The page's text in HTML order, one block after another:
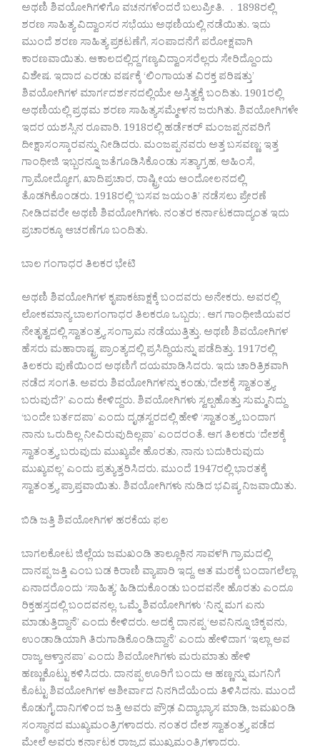
ಅಥಣಿ ಶಿವಯೋಗಿಗಳಿಗೊ ವಚನಗಳೆಂದರೆ ಬಲುಪ್ರೀತಿ. . 1898ರಲ್ಲಿ
ಶರಣ ಸಾಹಿತ್ಯ ವಿದ್ವಾಂಸರ ಸಭೆಯು ಅಥಣಿಯಲ್ಲಿ ನಡೆಯಿತು. ಇದು
ಮುಂದೆ ಶರಣ ಸಾಹಿತ್ಯ ಪ್ರಕಟಣೆಗೆ, ಸಂಪಾದನೆಗೆ ಪರೋಕ್ಷವಾಗಿ
ಕಾರಣವಾಯಿತು. ಆಕಾಲದಲ್ಲಿದ್ದ ಗಣ್ಯವಿದ್ವಾಂಸರೆಲ್ಲರು ಸೇರಿದ್ದೊಂದು
ವಿಶೇಷ. ಇದಾದ ಎರಡು ವರ್ಷಕ್ಕೆ ‘ಲಿಂಗಾಯತ ವಿರಕ್ತ ಪರಿಷತ್ತು’
ಶಿವಯೋಗಿಗಳ ಮಾರ್ಗದರ್ಶನದಲ್ಲಿಯೇ ಅಸ್ತಿತ್ವಕ್ಕೆ ಬಂದಿತು. 1901ರಲ್ಲಿ
ಅಥಣಿಯಲ್ಲಿ ಪ್ರಥಮ ಶರಣ ಸಾಹಿತ್ಯಸಮ್ಮೇಳನ ಜರುಗಿತು. ಶಿವಯೋಗಿಗಳೇ
ಇದರ ಯಶಸ್ಸಿನ ರೂವಾರಿ. 1918ರಲ್ಲಿ ಹರ್ಡೆಕರ್ ಮಂಜಪ್ಪನವರಿಗೆ
ದೀಕ್ಷಾಸಂಸ್ಕಾರವನ್ನು ನೀಡಿದರು. ಮಂಜಪ್ಪನವರು ಅತ್ತ ಬಸವಣ್ಣ; ಇತ್ತ
ಗಾಂಧೀಜಿ ಇಬ್ಬರನ್ನೂ ಜತೆಗೂಡಿಸಿಕೊಂಡು ಸತ್ಯಾಗ್ರಹ, ಅಹಿಂಸೆ,
ಗ್ರಾಮೋದ್ಯೋಗ, ಖಾದಿಪ್ರಚಾರ, ರಾಷ್ಟ್ರೀಯ ಆಂದೋಲನದಲ್ಲಿ
ತೊಡಗಿಕೊಂಡರು. 1918ರಲ್ಲಿ ‘ಬಸವ ಜಯಂತಿ’ ನಡೆಸಲು ಪ್ರೇರಣೆ
ನೀಡಿದವರೇ ಅಥಣಿ ಶಿವಯೋಗಿಗಳು. ನಂತರ ಕರ್ನಾಟಕದಾದ್ಯಂತ ಇದು
ಪ್ರಚಾರಕ್ಕೂ ಆಚರಣೆಗೂ ಬಂದಿತು.
ಬಾಲ ಗಂಗಾಧರ ತಿಲಕರ ಭೇಟಿ
ಅಥಣಿ ಶಿವಯೋಗಿಗಳ ಕೃಪಾಕಟಾಕ್ಷಕ್ಕೆ ಬಂದವರು ಅನೇಕರು. ಅವರಲ್ಲಿ
ಲೋಕಮಾನ್ಯ ಬಾಲಗಂಗಾಧರ ತಿಲಕರೂ ಒಬ್ಬರು; . ಆಗ ಗಾಂಧೀಜಿಯವರ
ನೇತೃತ್ವದಲ್ಲಿ ಸ್ವಾತಂತ್ರ್ಯ ಸಂಗ್ರಾಮ ನಡೆಯುತ್ತಿತ್ತು. ಅಥಣಿ ಶಿವಯೋಗಿಗಳ
ಹೆಸರು ಮಹಾರಾಷ್ಟ್ರ ಪ್ರಾಂತ್ಯದಲ್ಲಿ ಪ್ರಸಿದ್ಧಿಯನ್ನು ಪಡೆದಿತ್ತು. 1917ರಲ್ಲಿ
ತಿಲಕರು ಪುಣೆಯಿಂದ ಅಥಣಿಗೆ ದಯಮಾಡಿಸಿದರು. ಇದು ಚಾರಿತ್ರಿಕವಾಗಿ
ನಡೆದ ಸಂಗತಿ. ಅವರು ಶಿವಯೋಗಿಗಳನ್ನು ಕಂಡು,‘ದೇಶಕ್ಕೆ ಸ್ವಾತಂತ್ರ್ಯ
ಬರುವುದೆ?’ ಎಂದು ಕೇಳಿದ್ದರು. ಶಿವಯೋಗಿಗಳು ಸ್ವಲ್ಪಹೊತ್ತು ಸುಮ್ಮನಿದ್ದು
‘ಬಂದೇ ಬರ್ತದಪಾ’ ಎಂದು ದೃಢಸ್ವರದಲ್ಲಿ ಹೇಳಿ ‘ಸ್ವಾತಂತ್ರ್ಯ ಬಂದಾಗ
ನಾನು ಒರುದಿಲ್ಲ ನೀವಿರುವುದಿಲ್ಲಪಾ’ ಎಂದರಂತೆ. ಆಗ ತಿಲಕರು ‘ದೇಶಕ್ಕೆ
ಸ್ವಾತಂತ್ರ್ಯ ಬರುವುದು ಮುಖ್ಯವೇ ಹೊರತು, ನಾನು ಬದುಕಿರುವುದು
ಮುಖ್ಯವಲ್ಲ’ ಎಂದು ಪ್ರತ್ಯುತ್ತರಿಸಿದರು. ಮುಂದೆ 1947ರಲ್ಲಿ ಭಾರತಕ್ಕೆ
ಸ್ವಾತಂತ್ರ್ಯ ಪ್ರಾಪ್ತವಾಯಿತು. ಶಿವಯೋಗಿಗಳು ನುಡಿದ ಭವಿಷ್ಯ ನಿಜವಾಯಿತು.
ಬಿಡಿ ಜತ್ತಿ ಶಿವಯೋಗಿಗಳ ಹರಕೆಯ ಫಲ
ಬಾಗಲಕೋಟ ಜಿಲ್ಲೆಯ ಜಮಖಂಡಿ ತಾಲ್ಲೂಕಿನ ಸಾವಳಗಿ ಗ್ರಾಮದಲ್ಲಿ
ದಾನಪ್ಪ ಜತ್ತಿ ಎಂಬ ಬಡ ಕಿರಾಣಿ ವ್ಯಾಪಾರಿ ಇದ್ದ. ಆತ ಮಠಕ್ಕೆ ಬಂದಾಗಲೆಲ್ಲಾ
ಏನಾದರೊಂದು ‘ಸಾಹಿತ್ಯ’ ಹಿಡಿದುಕೊಂಡು ಬಂದವನೇ ಹೊರತು ಎಂದೂ
ರಿಕ್ತಹಸ್ತದಲ್ಲಿ ಬಂದವನಲ್ಲ. ಒಮ್ಮೆ ಶಿವಯೋಗಿಗಳು ‘ನಿನ್ನ ಮಗ ಏನು
ಮಾಡುತ್ತಿದ್ದಾನೆ’ ಎಂದು ಕೇಳಿದರು. ಅದಕ್ಕೆ ದಾನಪ್ಪ ‘ಅವನಿನ್ನೂ ಚಿಕ್ಕವನು,
ಉಂಡಾಡಿಯಾಗಿ ತಿರುಗಾಡಿಕೊಂಡಿದ್ದಾನೆ’ ಎಂದು ಹೇಳಿದಾಗ ‘ಇಲ್ಲಾ ಅವ
ರಾಜ್ಯ ಆಳ್ತಾನಪಾ’ ಎಂದು ಶಿವಯೋಗಿಗಳು ಮರುಮಾತು ಹೇಳಿ
ಹಣ್ಣುಕೊಟ್ಟು ಕಳಿಸಿದರು. ದಾನಪ್ಪ ಊರಿಗೆ ಬಂದು ಆ ಹಣ್ಣನ್ನು ಮಗನಿಗೆ
ಕೊಟ್ಟು ಶಿವಯೋಗಿಗಳ ಆಶೀರ್ವಾದ ನಿನಗಿದೆಯೆಂದು ತಿಳಿಸಿದನು. ಮುಂದೆ
ಕೊಡುಗೈ ದಾನಿಗಳಿಂದ ಜತ್ತಿ ಅವರು ಪ್ರೌಢ ವಿದ್ಯಾಭ್ಯಾಸ ಮಾಡಿ, ಜಮಖಂಡಿ
ಸಂಸ್ಥಾನದ ಮುಖ್ಯಮಂತ್ರಿಗಳಾದರು. ನಂತರ ದೇಶ ಸ್ವಾತಂತ್ರ್ಯ ಪಡೆದ